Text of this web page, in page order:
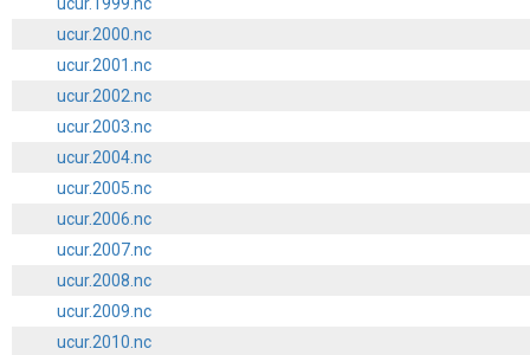
ucur.2000.nc
ucur.2001.nc
ucur.2002.nc
ucur.2003.nc
ucur.2004.nc
ucur.2005.nc
ucur.2006.nc
ucur.2007.nc
ucur.2008.nc
ucur.2009.nc
ucur.2010.nc